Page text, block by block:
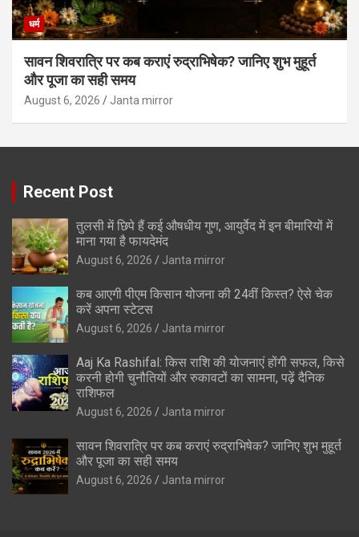
धर्म
सावन शिवरात्रि पर कब कराएं रुद्राभिषेक? जानिए शुभ मुहूर्त
और पूजा का सही समय
August 6, 2026 Janta mirror
Recent Post
तुलसी में छिपे हैं कई औषधीय गुण, आयुर्वेद में इन बीमारियों में
माना गया है फायदेमंद
August 6, 2026 Janta mirror
कब आएगी पीएम किसान योजना की 24वीं किस्त? ऐसे चेक
करें अपना स्टेटस
August 6, 2026 Janta mirror
Aaj Ka Rashifal: किस राशि की योजनाएं होंगी सफल, किसे
करनी होगी चुनौतियों और रुकावटों का सामना, पढ़ें दैनिक
राशिफल
August 6, 2026 Janta mirror
सावन शिवरात्रि पर कब कराएं रुद्राभिषेक? जानिए शुभ मुहूर्त
और पूजा का सही समय
August 6, 2026 Janta mirror